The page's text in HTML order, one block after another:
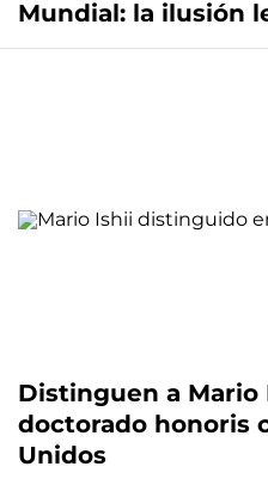
Mundial: la ilusión
Distinguen a Mario
doctorado honoris
Unidos